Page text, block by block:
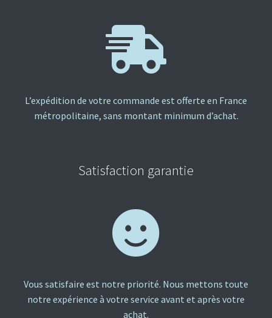
L’expédition de votre commande est offerte en France
métropolitaine, sans montant minimum d’achat.
Satisfaction garantie
Vous satisfaire est notre priorité. Nous mettons toute
notre expérience à votre service avant et après votre
achat.